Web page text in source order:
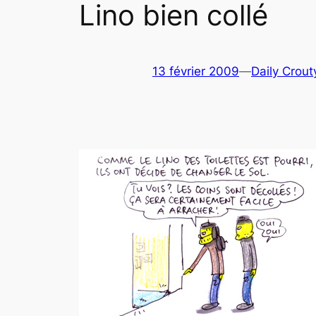
Lino bien collé
13 février 2009—Daily